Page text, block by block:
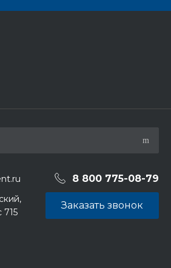
8 800 775-08-79
715
Заказать звонок